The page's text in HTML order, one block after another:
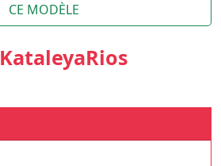
CE MODÈLE
KataleyaRios